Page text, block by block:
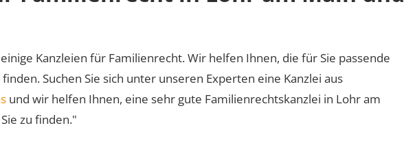
Kanzleien für Familienrecht. Wir helfen Ihnen, die für Sie passende
Suchen Sie sich unter unseren Experten eine Kanzlei aus
und wir helfen Ihnen, eine sehr gute Familienrechtskanzlei in Lohr am
zu finden."